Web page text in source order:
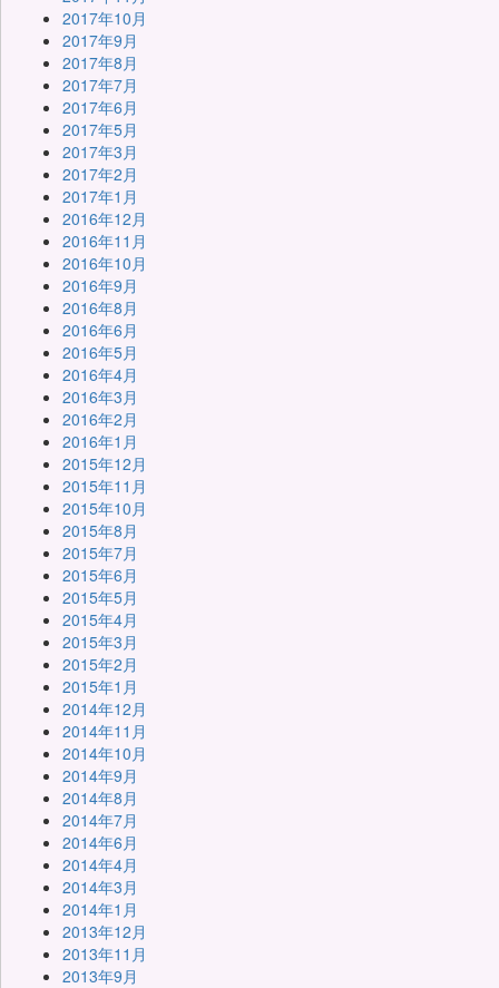
2017年10月
2017年9月
2017年8月
2017年7月
2017年6月
2017年5月
2017年3月
2017年2月
2017年1月
2016年12月
2016年11月
2016年10月
2016年9月
2016年8月
2016年6月
2016年5月
2016年4月
2016年3月
2016年2月
2016年1月
2015年12月
2015年11月
2015年10月
2015年8月
2015年7月
2015年6月
2015年5月
2015年4月
2015年3月
2015年2月
2015年1月
2014年12月
2014年11月
2014年10月
2014年9月
2014年8月
2014年7月
2014年6月
2014年4月
2014年3月
2014年1月
2013年12月
2013年11月
2013年9月